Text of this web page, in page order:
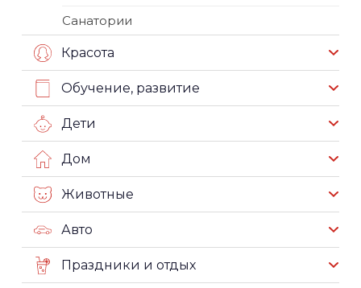
Санатории
Красота
Обучение, развитие
Дети
Дом
Животные
Авто
Праздники и отдых